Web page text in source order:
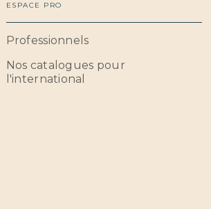
ESPACE PRO
Professionnels
Nos catalogues pour
l'international